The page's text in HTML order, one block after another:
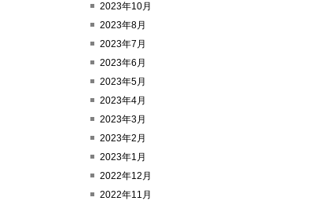
2023年10月
2023年8月
2023年7月
2023年6月
2023年5月
2023年4月
2023年3月
2023年2月
2023年1月
2022年12月
2022年11月